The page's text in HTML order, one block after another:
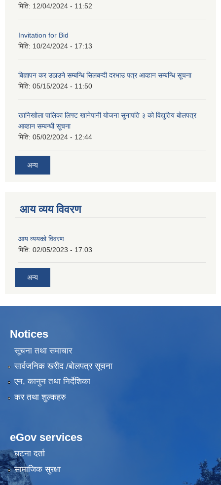
मिति: 12/04/2024 - 11:52
Invitation for Bid
मिति: 10/24/2024 - 17:13
बिज्ञापन कर उठाउने सम्बन्धि सिलबन्दी दरभाउ पत्र आव्हान सम्बन्धि सूचना
मिति: 05/15/2024 - 11:50
खानिखोला पालिका लिफ्ट खानेपानी योजना सुनापति ३ को विद्युतिय बोलपत्र
आब्हान सम्बन्धी सूचना
मिति: 05/02/2024 - 12:44
अन्य
आय व्यय विवरण
आय व्ययको विवरण
मिति: 02/05/2023 - 17:03
अन्य
Notices
सूचना तथा समाचार
सार्वजनिक खरीद /बोलपत्र सूचना
एन, कानुन तथा निर्देशिका
कर तथा शुल्कहरु
eGov services
घटना दर्ता
सामाजिक सुरक्षा